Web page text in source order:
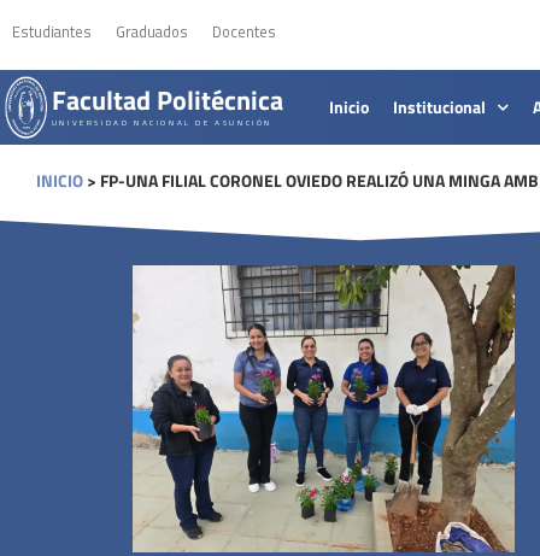
Estudiantes Graduados Docentes
Facultad Politécnica
UNIVERSIDAD NACIONAL DE ASUNCIÓN
Inicio Institucional
INICIO > FP-UNA FILIAL CORONEL OVIEDO REALIZÓ UNA MINGA